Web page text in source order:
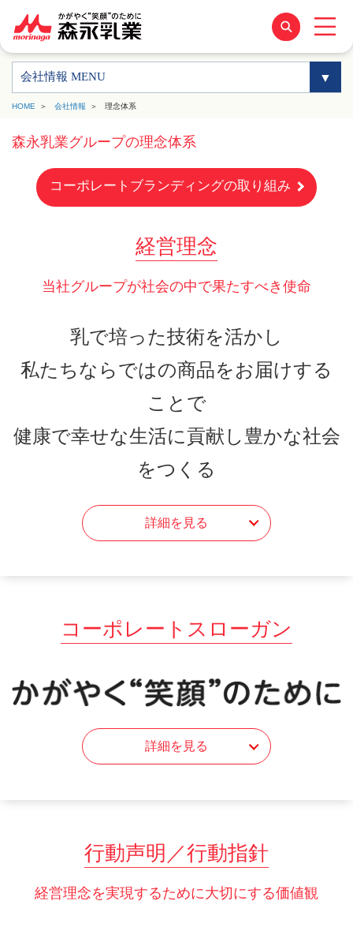
会社情報 MENU
HOME 会社情報 理念体系
森永乳業グループの理念体系
コーポレートブランディングの取り組み
経営理念
当社グループが社会の中で果たすべき使命
乳で培った技術を活かし
私たちならではの商品をお届けする
ことで
健康で幸せな生活に貢献し豊かな社会
をつくる
詳細を見る
コーポレートスローガン
詳細を見る
行動声明／行動指針
経営理念を実現するために大切にする価値観